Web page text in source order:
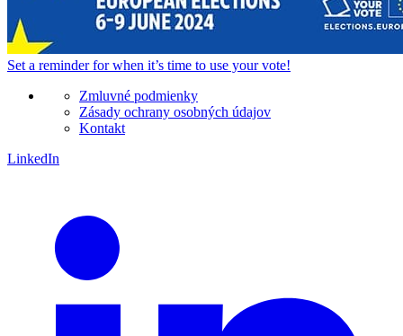
Set a reminderfor when it’s time to use your vote!
Zmluvné podmienky
Zásady ochrany osobných údajov
Kontakt
LinkedIn